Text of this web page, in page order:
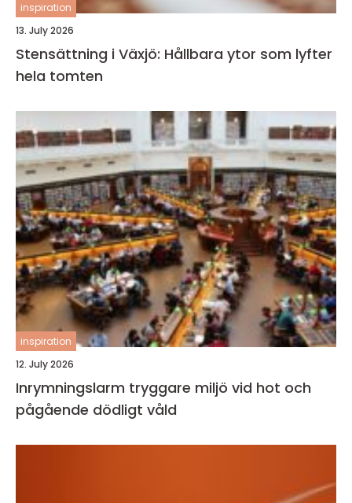
inspiration
13. July 2026
Stensättning i Växjö: Hållbara ytor som lyfter
hela tomten
inspiration
12. July 2026
Inrymningslarm tryggare miljö vid hot och
pågående dödligt våld